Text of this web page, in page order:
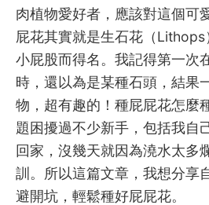
肉植物愛好者，應該對這個可
屁花其實就是生石花（
小屁股而得名。我記得第一次
時，還以為是某種石頭，結果
物，超有趣的！種屁屁花怎麼
題困擾過不少新手，包括我自
回家，沒幾天就因為澆水太多
訓。所以這篇文章，我想分享
避開坑，輕鬆種好屁屁花。